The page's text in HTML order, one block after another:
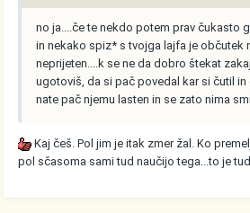
no ja....če te nekdo potem prav čukasto
in nekako spiz* s tvojga lajfa je občutek
neprijeten....k se ne da dobro štekat
ugotoviš, da si pač povedal kar si čutil
nate pač njemu lasten in se zato nima
Kaj češ. Pol jim je itak zmer žal. Ko
pol sčasoma sami tud naučijo tega...to je